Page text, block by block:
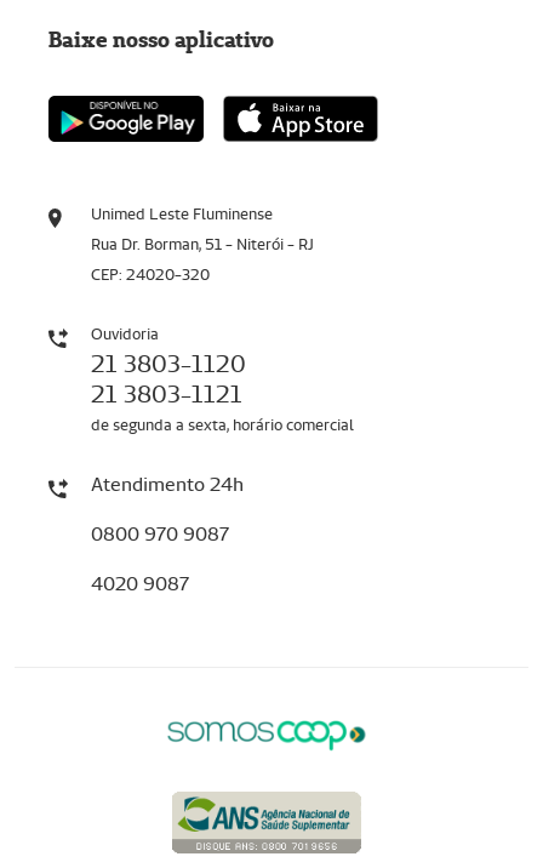
Unimed Leste Fluminense
Rua Dr. Borman, 51 - Niterói - RJ
CEP: 24020-320
Ouvidoria
21 3803-1120
21 3803-1121
de segunda a sexta, horário comercial
Atendimento 24h
0800 970 9087
4020 9087
Baixe nosso aplicativo